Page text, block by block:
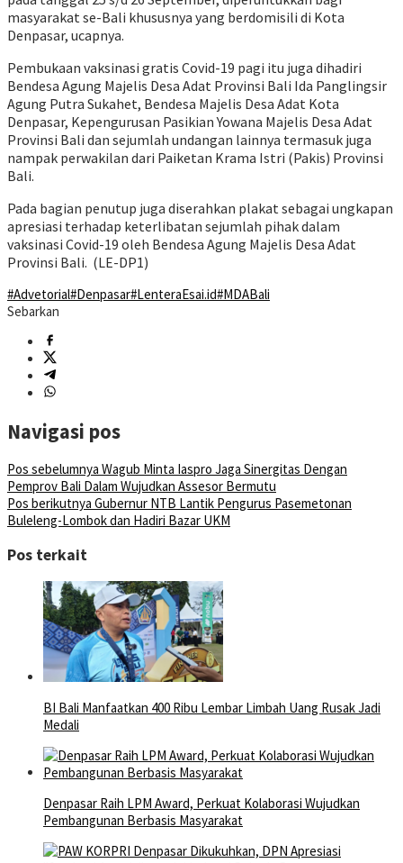
masyarakat se-Bali khususnya yang berdomisili di Kota
Denpasar, ucapnya.
Pembukaan vaksinasi gratis Covid-19 pagi itu juga dihadiri
Bendesa Agung Majelis Desa Adat Provinsi Bali Ida Panglingsir
Agung Putra Sukahet, Bendesa Majelis Desa Adat Kota
Denpasar, Kepengurusan Pasikian Yowana Majelis Desa Adat
Provinsi Bali dan sejumlah undangan lainnya termasuk juga
nampak perwakilan dari Paiketan Krama Istri (Pakis) Provinsi
Bali.
Pada bagian penutup juga diserahkan plakat sebagai ungkapan
apresiasi terhadap keterlibatan sejumlah pihak dalam
vaksinasi Covid-19 oleh Bendesa Agung Majelis Desa Adat
Provinsi Bali. (LE-DP1)
#Advetorial#Denpasar#LenteraEsai.id#MDABali
Sebarkan
Navigasi pos
Pos sebelumnya Wagub Minta Iaspro Jaga Sinergitas Dengan
Pemprov Bali Dalam Wujudkan Assesor Bermutu
Pos berikutnya Gubernur NTB Lantik Pengurus Pasemetonan
Buleleng-Lombok dan Hadiri Bazar UKM
Pos terkait
BI Bali Manfaatkan 400 Ribu Lembar Limbah Uang Rusak Jadi
Medali
Denpasar Raih LPM Award, Perkuat Kolaborasi Wujudkan
Pembangunan Berbasis Masyarakat